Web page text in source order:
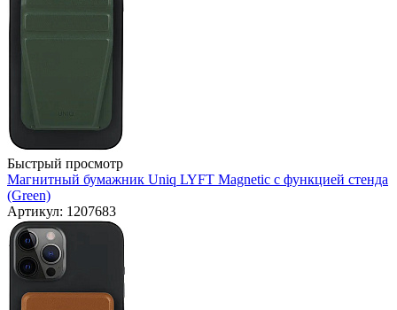
Быстрый просмотр
Магнитный бумажник Uniq LYFT Magnetic с функцией стенда
(Green)
Артикул: 1207683